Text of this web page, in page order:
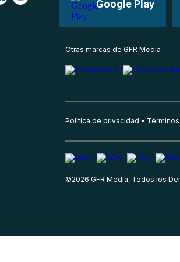
Google Play
Otras marcas de GFR Media
Política de privacidad
©2026 GFR Media, Todos los